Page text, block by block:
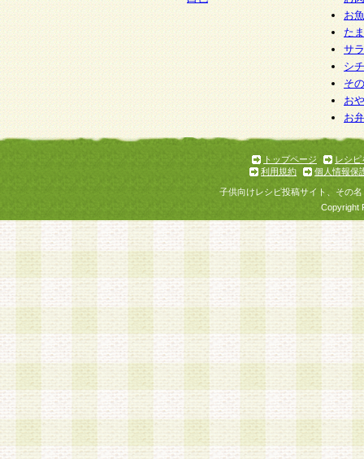
お
た
サ
シ
そ
お
お
トップページ
レシピ
利用規約
個人情報保
子供向けレシピ投稿サイト、その
Copyright